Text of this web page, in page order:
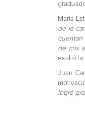
María
de la
cuentan
de mis
exaltó la
Juan
logré